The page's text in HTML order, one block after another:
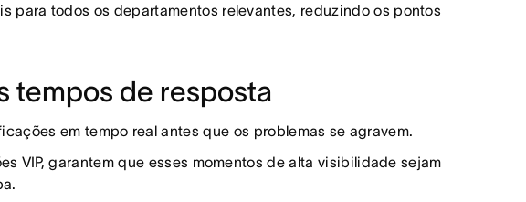
para todos os departamentos relevantes, reduzindo os pontos
tempos de resposta
em tempo real antes que os problemas se agravem.
VIP, garantem que esses momentos de alta visibilidade sejam